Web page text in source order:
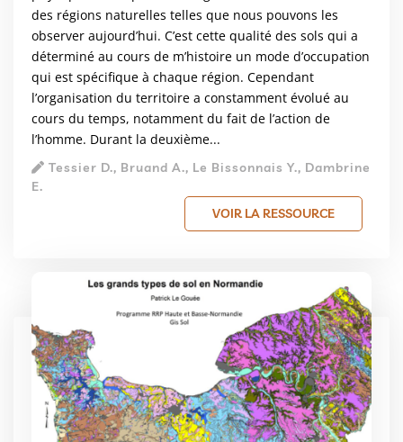
des régions naturelles telles que nous pouvons les
observer aujourd’hui. C’est cette qualité des sols qui a
déterminé au cours de m’histoire un mode d’occupation
qui est spécifique à chaque région. Cependant
l’organisation du territoire a constamment évolué au
cours du temps, notamment du fait de l’action de
l’homme. Durant la deuxième...
Tessier D., Bruand A., Le Bissonnais Y., Dambrine
E.
VOIR LA RESSOURCE